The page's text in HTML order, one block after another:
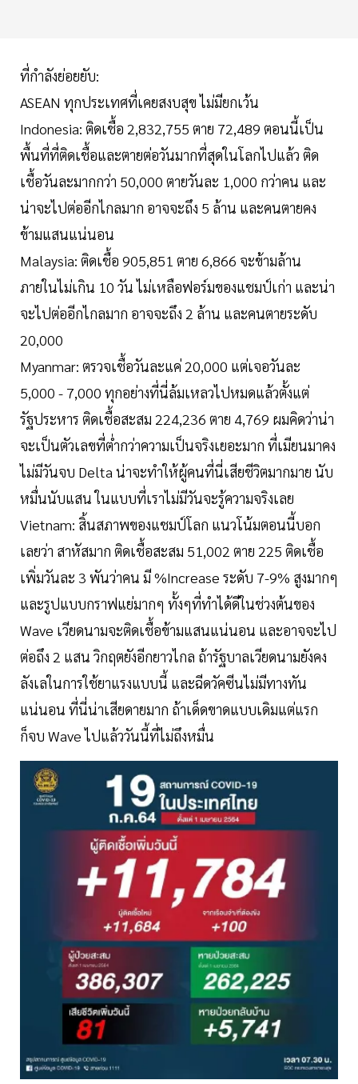
ที่กำลังย่อยยับ:
ASEAN ทุกประเทศที่เคยสงบสุข ไม่มียกเว้น
Indonesia: ติดเชื้อ 2,832,755 ตาย 72,489 ตอนนี้เป็น
พื้นที่ที่ติดเชื้อและตายต่อวันมากที่สุดในโลกไปแล้ว ติด
เชื้อวันละมากกว่า 50,000 ตายวันละ 1,000 กว่าคน และ
น่าจะไปต่ออีกไกลมาก อาจจะถึง 5 ล้าน และคนตายคง
ข้ามแสนแน่นอน
Malaysia: ติดเชื้อ 905,851 ตาย 6,866 จะข้ามล้าน
ภายในไม่เกิน 10 วัน ไม่เหลือฟอร์มของแชมป์เก่า และน่า
จะไปต่ออีกไกลมาก อาจจะถึง 2 ล้าน และคนตายระดับ
20,000
Myanmar: ตรวจเชื้อวันละแค่ 20,000 แต่เจอวันละ
5,000 - 7,000 ทุกอย่างที่นี่ล้มเหลวไปหมดแล้วตั้งแต่
รัฐประหาร ติดเชื้อสะสม 224,236 ตาย 4,769 ผมคิดว่าน่า
จะเป็นตัวเลขที่ต่ำกว่าความเป็นจริงเยอะมาก ที่เมียนมาคง
ไม่มีวันจบ Delta น่าจะทำให้ผู้คนที่นี่เสียชีวิตมากมาย นับ
หมื่นนับแสน ในแบบที่เราไม่มีวันจะรู้ความจริงเลย
Vietnam: สิ้นสภาพของแชมป์โลก แนวโน้มตอนนี้บอก
เลยว่า สาหัสมาก ติดเชื้อสะสม 51,002 ตาย 225 ติดเชื้อ
เพิ่มวันละ 3 พันว่าคน มี %Increase ระดับ 7-9% สูงมากๆ
และรูปแบบกราฟแย่มากๆ ทั้งๆที่ทำได้ดีในช่วงต้นของ
Wave เวียดนามจะติดเชื้อข้ามแสนแน่นอน และอาจจะไป
ต่อถึง 2 แสน วิกฤตยังอีกยาวไกล ถ้ารัฐบาลเวียดนามยังคง
ลังเลในการใช้ยาแรงแบบนี้ และฉีดวัคซีนไม่มีทางทัน
แน่นอน ที่นี่น่าเสียดายมาก ถ้าเด็ดขาดแบบเดิมแต่แรก
ก็จบ Wave ไปแล้ววันนี้ที่ไม่ถึงหมื่น